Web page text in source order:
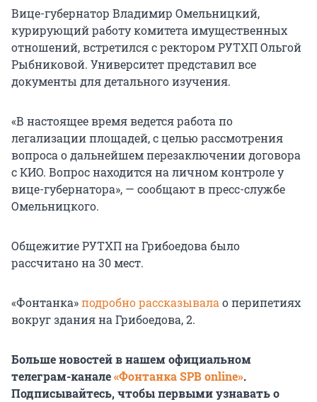
Вице-губернатор Владимир Омельницкий,
курирующий работу комитета имущественных
отношений, встретился с ректором РУТХП Ольгой
Рыбниковой. Университет представил все
документы для детального изучения.
«В настоящее время ведется работа по
легализации площадей, с целью рассмотрения
вопроса о дальнейшем перезаключении договора
с КИО. Вопрос находится на личном контроле у
вице-губернатора», — сообщают в пресс-службе
Омельницкого.
Общежитие РУТХП на Грибоедова было
рассчитано на 30 мест.
«Фонтанка»подробно рассказывала о перипетиях
вокруг здания на Грибоедова, 2.
Больше новостей в нашем официальном
телеграм-канале«Фонтанка SPB online».
Подписывайтесь, чтобы первыми узнавать о